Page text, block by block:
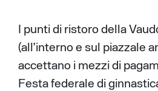
I punti di ristoro della
(all’interno e sul piazzale
accettano i mezzi di
Festa federale di